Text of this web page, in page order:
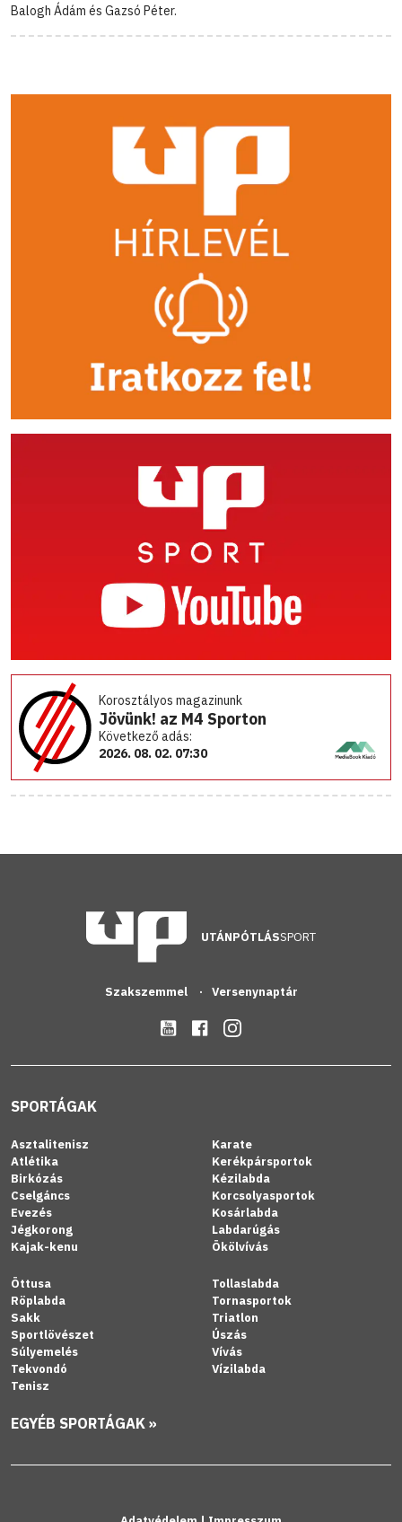
Balogh Ádám és Gazsó Péter.
Korosztályos magazinunk
Jövünk! az M4 Sporton
Következő adás:
2026. 08. 02. 07:30
UTÁNPÓTLÁSSPORT
Szakszemmel Versenynaptár
SPORTÁGAK
Asztalitenisz
Atlétika
Birkózás
Cselgáncs
Evezés
Jégkorong
Kajak-kenu
Karate
Kerékpársportok
Kézilabda
Korcsolyasportok
Kosárlabda
Labdarúgás
Ökölvívás
Öttusa
Röplabda
Sakk
Sportlövészet
Súlyemelés
Tekvondó
Tenisz
Tollaslabda
Tornasportok
Triatlon
Úszás
Vívás
Vízilabda
EGYÉB SPORTÁGAK »